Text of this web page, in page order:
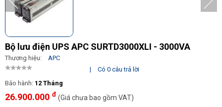
Bộ lưu điện UPS APC SURTD3000XLI - 3000VA
Thương hiệu:
APC
|
Có 0 câu trả lời
Bảo hành: 12 Tháng
26.900.000 đ (Giá chưa bao gồm VAT)